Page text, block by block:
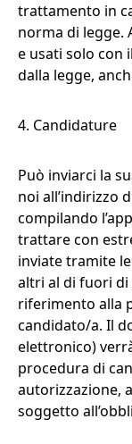
trattamento in
norma di legge.
e usati solo con
dalla legge,
4. Candidature
Può inviarci la
noi all’indirizzo
compilando
trattare con
inviate tramite
altri al di fuori di
riferimento alla
candidato/a. Il
elettronico)
procedura di
autorizzazione,
soggetto